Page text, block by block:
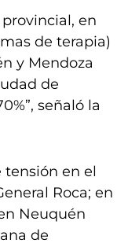
en
de terapia)
y Mendoza
de
señaló la
tensión en el
Roca; en
Neuquén
de